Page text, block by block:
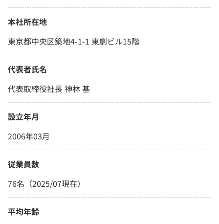
本社所在地
東京都中央区築地4-1-1 東劇ビル15階
代表者氏名
代表取締役社長 神林 基
設立年月
2006年03月
従業員数
76名（2025/07現在）
平均年齢